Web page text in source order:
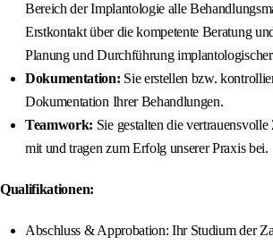
Bereich der Implantologie alle
Erstkontakt über die kompetente Beratung
Planung und Durchführung
Dokumentation: Sie erstellen bzw.
Dokumentation Ihrer Behandlungen.
Teamwork: Sie gestalten die
mit und tragen zum Erfolg unserer Praxis bei.
Qualifikationen:
Abschluss & Approbation: Ihr Studium der